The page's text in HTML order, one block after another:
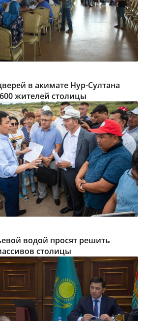
в акимате Нур-Султана
жителей столицы
водой просят решить
столицы